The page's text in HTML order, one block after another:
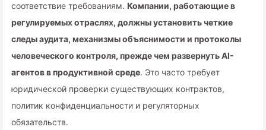
соответствие требованиям. Компании, работающие в
регулируемых отраслях, должны установить четкие
следы аудита, механизмы объяснимости и протоколы
человеческого контроля, прежде чем развернуть AI-
агентов в продуктивной среде. Это часто требует
юридической проверки существующих контрактов,
политик конфиденциальности и регуляторных
обязательств.